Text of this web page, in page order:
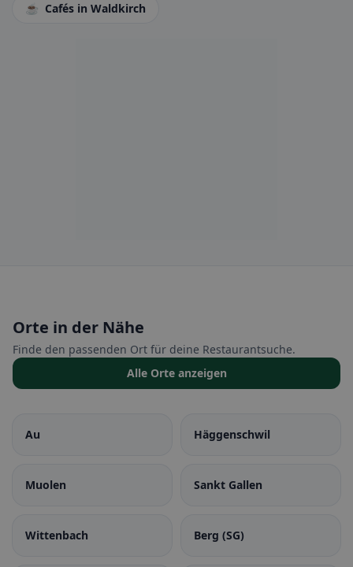
☕ Cafés in Waldkirch
Orte in der Nähe
Finde den passenden Ort für deine Restaurantsuche.
Alle Orte anzeigen
Au Häggenschwil
Muolen Sankt Gallen
Wittenbach Berg (SG)